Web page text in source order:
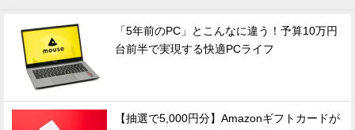
「5年前のPC」とこんなに違う！予算10万円
台前半で実現する快適PCライフ
【抽選で5,000円分】Amazonギフトカードが